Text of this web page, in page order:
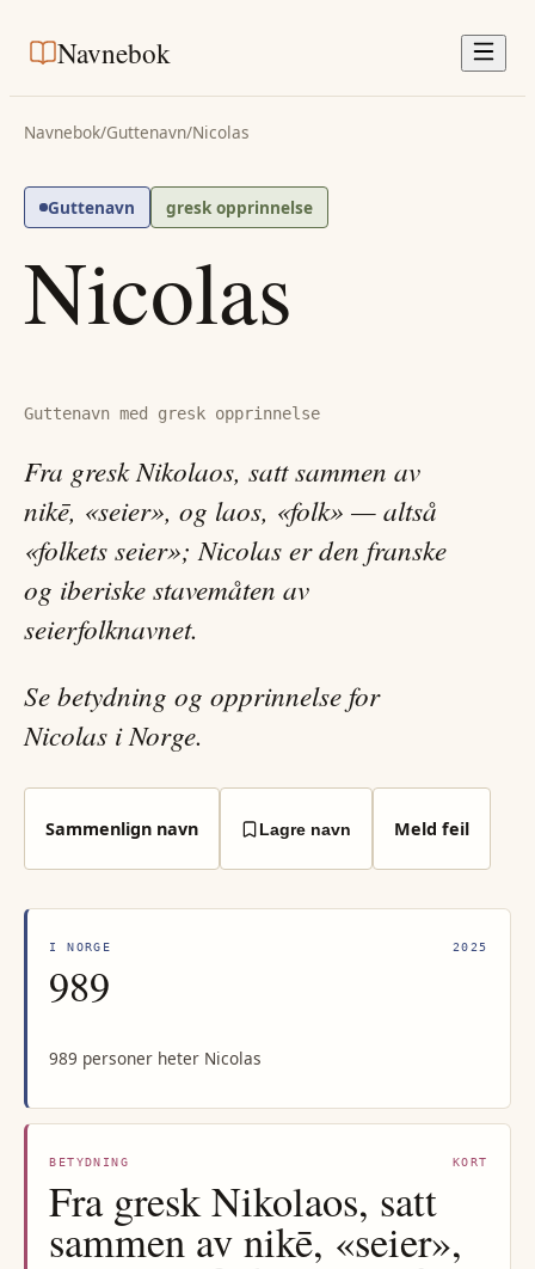
Navnebok
Navnebok/Guttenavn/Nicolas
Guttenavn gresk opprinnelse
Nicolas
Guttenavn med gresk opprinnelse
Fra gresk Nikolaos, satt sammen av
nikē, «seier», og laos, «folk» — altså
«folkets seier»; Nicolas er den franske
og iberiske stavemåten av
seierfolknavnet.
Se betydning og opprinnelse for
Nicolas i Norge.
Sammenlign navn Lagre navn Meld feil
I NORGE 2025
989
989 personer heter Nicolas
BETYDNING KORT
Fra gresk Nikolaos, satt
sammen av nikē, «seier»,